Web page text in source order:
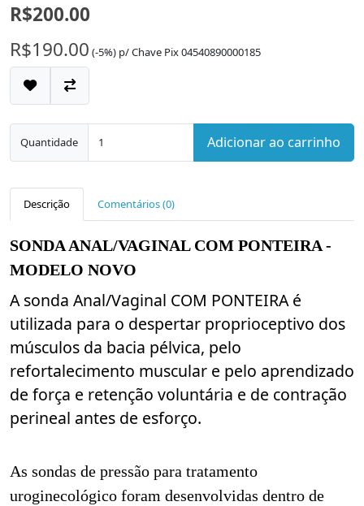
R$200.00
R$190.00 (-5%) p/Chave Pix 04540890000185
Quantidade Adicionar ao carrinho
Descrição Comentários (0)
SONDA ANAL/VAGINAL COM PONTEIRA -
MODELO NOVO
A sonda Anal/Vaginal COM PONTEIRA é
utilizada para o despertar proprioceptivo dos
músculos da bacia pélvica, pelo
refortalecimento muscular e pelo aprendizado
de força e retenção voluntária e de contração
perineal antes de esforço.
As sondas de pressão para tratamento
uroginecológico foram desenvolvidas dentro de